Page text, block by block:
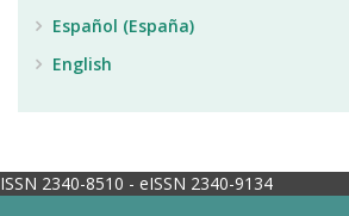
Español (España)
English
ISSN 2340-8510 - eISSN 2340-9134